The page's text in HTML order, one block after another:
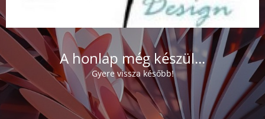
A honlap még készül...
Gyere vissza később!